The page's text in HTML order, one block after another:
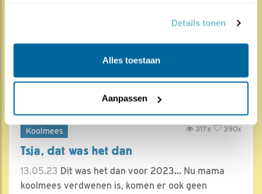
Details tonen
Alles toestaan
Aanpassen
Door Peter de Vries, NIOO
Koolmees 390x
317x
Tsja, dat was het dan
13.05.23 Dit was het dan voor 2023... Nu mama
koolmees verdwenen is, komen er ook geen